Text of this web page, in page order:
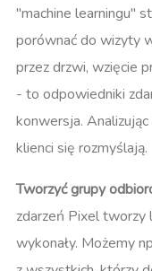
"machine learningu"
porównać do wizyty
przez drzwi, wzięcie
- to odpowiedniki
konwersja​.
klienci się rozmyślają.
Tworzyć grupy
zdarzeń Pixel tworzy
wykonały. Możemy